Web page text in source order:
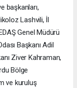
başkanları,
Lashvili, İl
Genel Müdürü
Başkanı Adil
Ziver Kahraman,
Bölge
ve kuruluş